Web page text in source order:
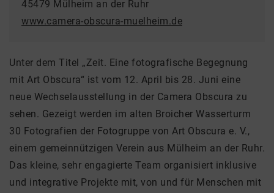
45479 Mülheim an der Ruhr
www.camera-obscura-muelheim.de
Unter dem Titel „Zeit. Eine fotografische Begegnung
mit Art Obscura“ ist vom 12. April bis 28. Juni eine
neue Wechselausstellung in der Camera Obscura zu
sehen. Gezeigt werden im alten Broicher Wasserturm
30 Fotografien der Fotogruppe von Art Obscura e. V.,
einem gemeinnützigen Verein aus Mülheim an der Ruhr.
Das kleine, sehr engagierte Team organisiert inklusive
und integrative Projekte mit, von und für Menschen mit